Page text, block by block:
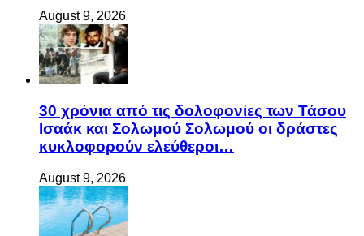
August 9, 2026
30 χρόνια από τις δολοφονίες των Τάσου
Ισαάκ και Σολωμού Σολωμού οι δράστες
κυκλοφορούν ελεύθεροι…
August 9, 2026